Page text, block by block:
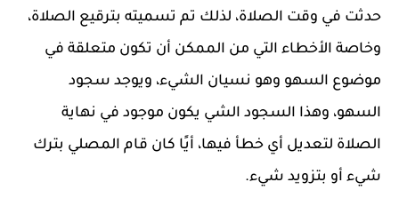
حدثت في وقت الصلاة، لذلك تم تسميته بترقيع الصلاة،
وخاصة الأخطاء التي من الممكن أن تكون متعلقة في
موضوع السهو وهو نسيان الشيء، ويوجد سجود
السهو، وهذا السجود الشي يكون موجود في نهاية
الصلاة لتعديل أي خطأ فيها، أيًا كان قام المصلي بترك
شيء أو بتزويد شيء.